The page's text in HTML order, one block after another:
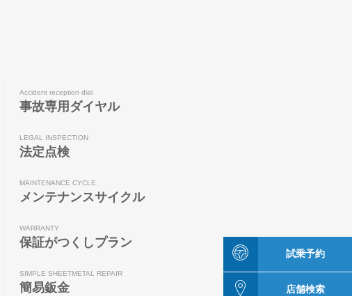
試乗予約
店舗検索
Accident reception dial
事故専用ダイヤル
LEGAL INSPECTION
法定点検
MAINTENANCE CYCLE
メンテナンスサイクル
WARRANTY
保証がつくしプラン
SIMPLE SHEETMETAL REPAIR
簡易鈑金